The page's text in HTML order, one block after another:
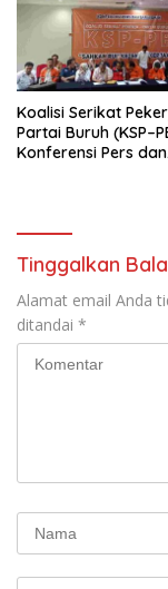
Koalisi Serikat
Partai Buruh
Konferensi Pers dan
RUU
Tinggalkan
Alamat email Anda
ditandai *